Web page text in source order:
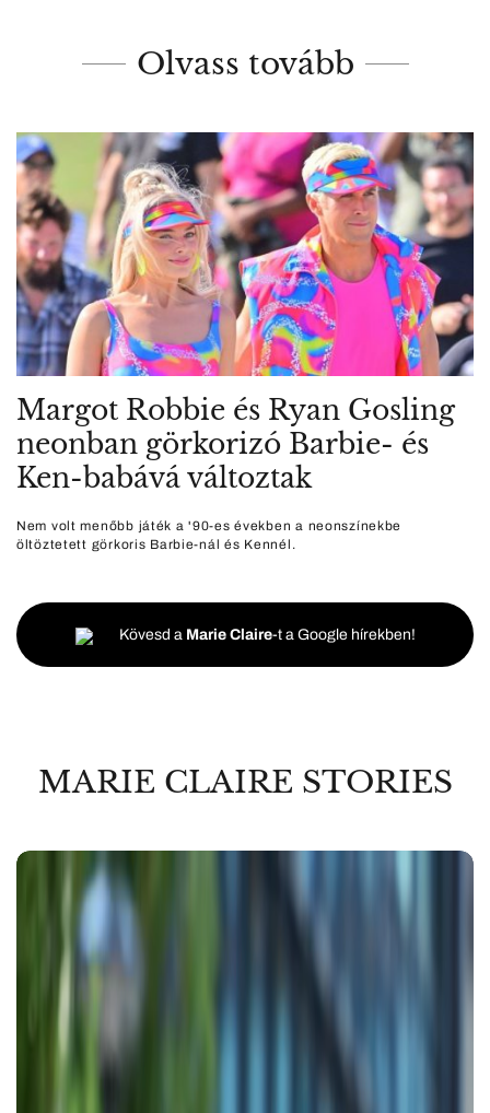
Olvass tovább
Margot Robbie és Ryan Gosling
neonban görkorizó Barbie- és
Ken-babává változtak
Nem volt menőbb játék a '90-es években a neonszínekbe
öltöztetett görkoris Barbie-nál és Kennél.
Kövesd a Marie Claire-t a Google hírekben!
MARIE CLAIRE STORIES